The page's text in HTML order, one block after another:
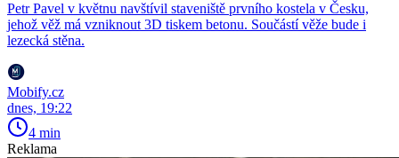
Petr Pavel v květnu navštívil staveniště prvního kostela v Česku,
jehož věž má vzniknout 3D tiskem betonu. Součástí věže bude i
lezecká stěna.
Mobify.cz
dnes, 19:22
4 min
Reklama